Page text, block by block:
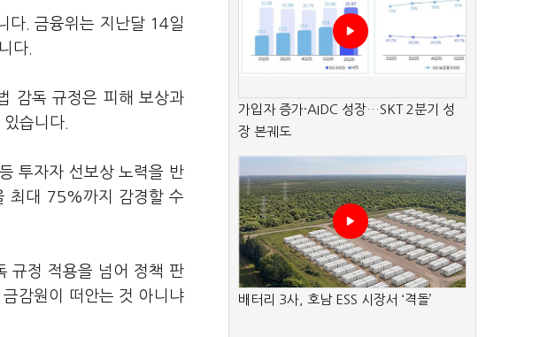
다. 금융위는 지난달 14일
다.
감독 규정은 피해 보상과
습니다.
투자자 선보상 노력을 반
최대 75%까지 감경할 수
규정 적용을 넘어 정책 판
감원이 떠안는 것 아니냐
가입자 증가·AIDC 성장…SKT 2분기 성
장 본궤도
배터리 3사, 호남 ESS 시장서 ‘격돌’